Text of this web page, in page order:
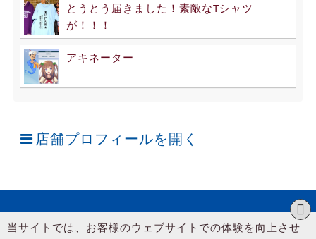
とうとう届きました！素敵なTシャツ
が！！！
アキネーター
店舗プロフィールを開く
当サイトでは、お客様のウェブサイトでの体験を向上させ